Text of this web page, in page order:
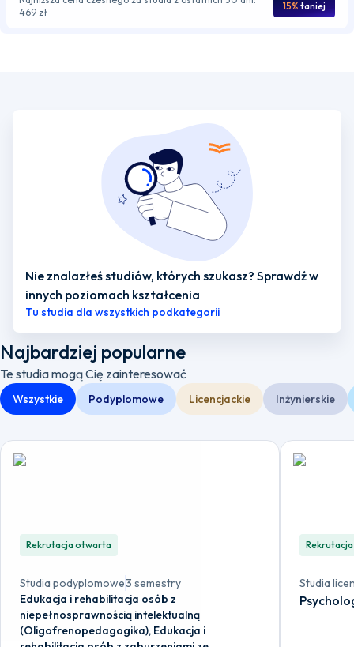
469 zł
15% taniej
Nie znalazłeś studiów, których szukasz? Sprawdź w
innych poziomach kształcenia
Tu studia dla wszystkich podkategorii
Najbardziej popularne
Te studia mogą Cię zainteresować
Wszystkie Podyplomowe Licencjackie Inżynierskie
Rekrutacja otwarta
Studia podyplomowe3 semestry
Edukacja i rehabilitacja osób z
niepełnosprawnością intelektualną
(Oligofrenopedagogika), Edukacja i
Studia